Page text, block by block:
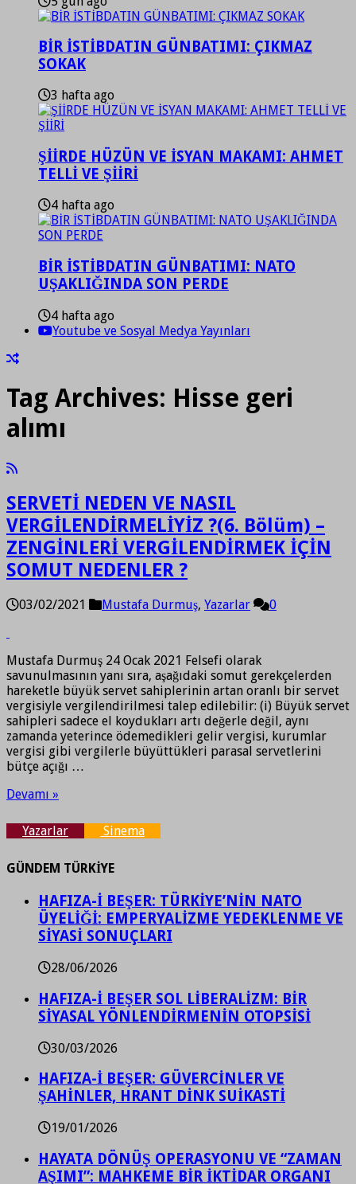
BİR İSTİBDATIN GÜNBATIMI: ÇIKMAZ
SOKAK
3 hafta ago
ŞİİRDE HÜZÜN VE İSYAN MAKAMI: AHMET
TELLİ VE ŞİİRİ
4 hafta ago
BİR İSTİBDATIN GÜNBATIMI: NATO
UŞAKLIĞINDA SON PERDE
4 hafta ago
Youtube ve Sosyal Medya Yayınları
Tag Archives: Hisse geri
alımı
SERVETİ NEDEN VE NASIL
VERGİLENDİRMELİYİZ ?(6. Bölüm) –
ZENGİNLERİ VERGİLENDİRMEK İÇİN
SOMUT NEDENLER ?
03/02/2021 Mustafa Durmuş, Yazarlar 0
Mustafa Durmuş 24 Ocak 2021 Felsefi olarak
savunulmasının yanı sıra, aşağıdaki somut gerekçelerden
hareketle büyük servet sahiplerinin artan oranlı bir servet
vergisiyle vergilendirilmesi talep edilebilir: (i) Büyük servet
sahipleri sadece el koydukları artı değerle değil, aynı
zamanda yeterince ödemedikleri gelir vergisi, kurumlar
vergisi gibi vergilerle büyüttükleri parasal servetlerini
bütçe açığı …
Devamı »
Yazarlar Sinema
GÜNDEM TÜRKİYE
HAFIZA-İ BEŞER: TÜRKİYE’NİN NATO
ÜYELİĞİ: EMPERYALİZME YEDEKLENME VE
SİYASİ SONUÇLARI
28/06/2026
HAFIZA-İ BEŞER SOL LİBERALİZM: BİR
SİYASAL YÖNLENDİRMENİN OTOPSİSİ
30/03/2026
HAFIZA-İ BEŞER: GÜVERCİNLER VE
ŞAHİNLER, HRANT DİNK SUİKASTİ
19/01/2026
HAYATA DÖNÜŞ OPERASYONU VE “ZAMAN
AŞIMI”: MAHKEME BİR İKTİDAR ORGANI